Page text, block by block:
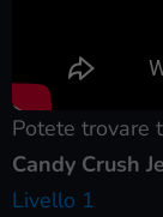
Potete trovare
Candy Crush
Livello 1